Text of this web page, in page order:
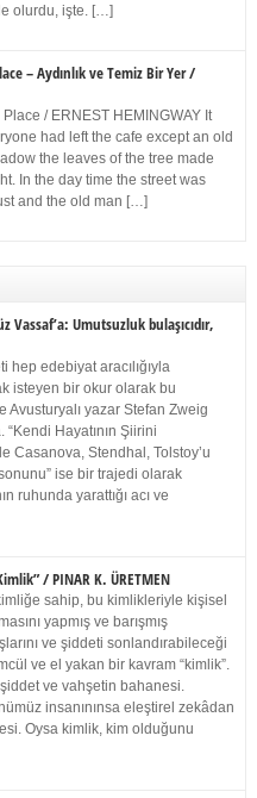
olurdu, işte. […]
– Aydınlık ve Temiz Bir Yer /
/ ERNEST HEMINGWAY It
had left the cafe except an old
the leaves of the tree made
In the day time the street was
and the old man […]
Vassaf’a: Umutsuzluk bulaşıcıdır,
hep edebiyat aracılığıyla
isteyen bir okur olarak bu
Avusturyalı yazar Stefan Zweig
“Kendi Hayatının Şiirini
Casanova, Stendhal, Tolstoy’u
ise bir trajedi olarak
ruhunda yarattığı acı ve
/ PINAR K. ÜRETMEN
sahip, bu kimlikleriyle kişisel
yapmış ve barışmış
ve şiddeti sonlandırabileceği
ve el yakan bir kavram “kimlik”.
ve vahşetin bahanesi.
insanınınsa eleştirel zekâdan
Oysa kimlik, kim olduğunu